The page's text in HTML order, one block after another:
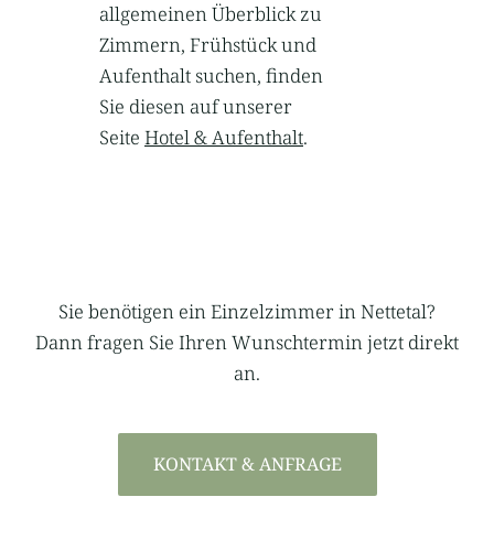
allgemeinen Überblick zu
Zimmern, Frühstück und
Aufenthalt suchen, finden
Sie diesen auf unserer
Seite Hotel & Aufenthalt.
Sie benötigen ein Einzelzimmer in Nettetal?
Dann fragen Sie Ihren Wunschtermin jetzt direkt
an.
KONTAKT & ANFRAGE